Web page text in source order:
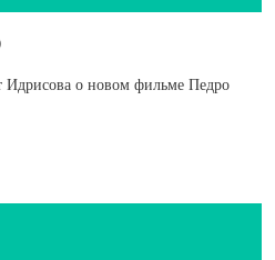
Идрисова о новом фильме Педро